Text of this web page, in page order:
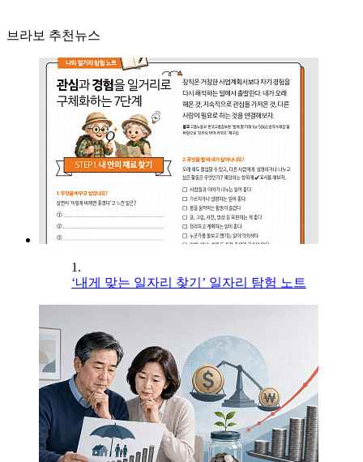
브라보 추천뉴스
1.
‘내게 맞는 일자리 찾기’ 일자리 탐험 노트